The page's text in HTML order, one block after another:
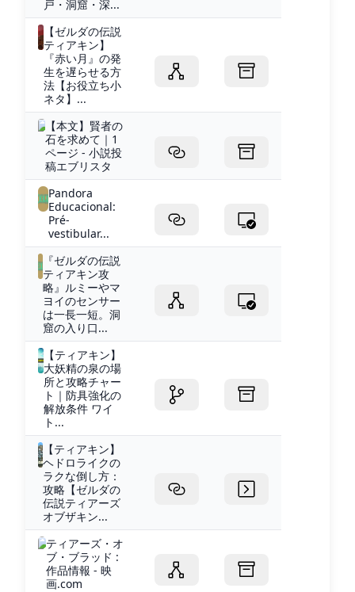
戸・洞窟・深...
【ゼルダの伝説
ティアキン】
『赤い月』の発
生を遅らせる方
法【お役立ち小
ネタ】...
【本文】賢者の
石を求めて｜1
ページ - 小説投
稿エブリスタ
Pandora
Educacional:
Pré-
vestibular...
『ゼルダの伝説
ティアキン攻
略』ルミーやマ
ヨイのセンサー
は一長一短。洞
窟の入り口...
【ティアキン】
大妖精の泉の場
所と攻略チャー
ト｜防具強化の
解放条件 ワイ
ト...
【ティアキン】
ヘドロライクの
ラクな倒し方：
攻略【ゼルダの
伝説ティアーズ
オブザキン...
ティアーズ・オ
ブ・ブラッド :
作品情報 - 映
画.com